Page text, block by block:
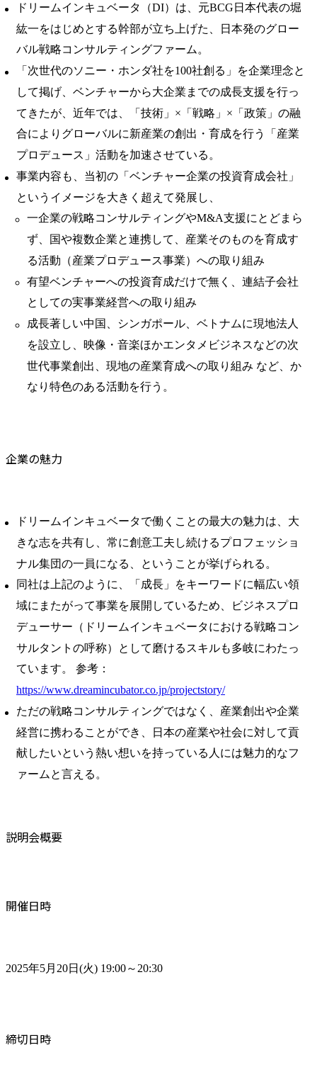
ドリームインキュベータ（DI）は、元BCG日本代表の堀
紘一をはじめとする幹部が立ち上げた、日本発のグロー
バル戦略コンサルティングファーム。
「次世代のソニー・ホンダ社を100社創る」を企業理念と
して掲げ、ベンチャーから大企業までの成長支援を行っ
てきたが、近年では、「技術」×「戦略」×「政策」の融
合によりグローバルに新産業の創出・育成を行う「産業
プロデュース」活動を加速させている。
事業内容も、当初の「ベンチャー企業の投資育成会社」
というイメージを大きく超えて発展し、
一企業の戦略コンサルティングやM&A支援にとどまら
ず、国や複数企業と連携して、産業そのものを育成す
る活動（産業プロデュース事業）への取り組み
有望ベンチャーへの投資育成だけで無く、連結子会社
としての実事業経営への取り組み
成長著しい中国、シンガポール、ベトナムに現地法人
を設立し、映像・音楽ほかエンタメビジネスなどの次
世代事業創出、現地の産業育成への取り組み など、か
なり特色のある活動を行う。
企業の魅力
ドリームインキュベータで働くことの最大の魅力は、大
きな志を共有し、常に創意工夫し続けるプロフェッショ
ナル集団の一員になる、ということが挙げられる。
同社は上記のように、「成長」をキーワードに幅広い領
域にまたがって事業を展開しているため、ビジネスプロ
デューサー（ドリームインキュベータにおける戦略コン
サルタントの呼称）として磨けるスキルも多岐にわたっ
ています。 参考：
https://www.dreamincubator.co.jp/projectstory/
ただの戦略コンサルティングではなく、産業創出や企業
経営に携わることができ、日本の産業や社会に対して貢
献したいという熱い想いを持っている人には魅力的なフ
ァームと言える。
説明会概要
開催日時
2025年5月20日(火) 19:00～20:30
締切日時